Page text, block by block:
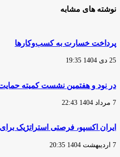
نوشته های مشابه
پرداخت خسارت به کسب‌وکارها
25 دی 1404 19:35
در نود و هفتمین نشست کمیته
7 مرداد 1404 22:43
ایران اکسپو، فرصتی استراتژیک
7 اردیبهشت 1404 20:35